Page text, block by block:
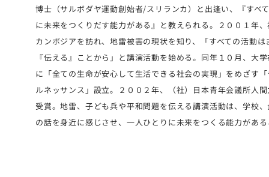
博士（サルボダヤ運動創始者/スリランカ）と出逢い、『すべ
に未来をつくりだす能力がある』と教えられる。２００１年
カンボジアを訪れ、地雷被害の現状を知り、「すべての活動は
『伝える』ことから」と講演活動を始める。同年１０月、大
に「全ての生命が安心して生活できる社会の実現」をめざす
ルネッサンス」設立。２００２年、（社）日本青年会議所人
受賞。地雷、子ども兵や平和問題を伝える講演活動は、学校
の話を身近に感じさせ、一人ひとりに未来をつくる能力があ